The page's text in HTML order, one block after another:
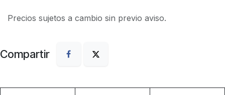
Precios sujetos a cambio sin previo aviso.
Compartir